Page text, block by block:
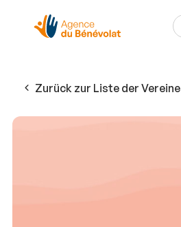
Zurück zur Liste der Vereine